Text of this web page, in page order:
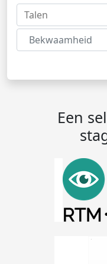
Bekwaamheid
Een